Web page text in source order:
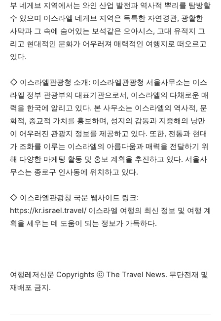
부 네게브 지역에서는 와인 산업 발전과 역사적 뿌리를 탐방할
수 있으며 이스라엘 네게브 지역은 독특한 자연경관, 광활한
사막과 그 속에 숨어있는 보석같은 오아시스, 고대 유적지 그
리고 현대적인 문화가 어우러져 매력적인 여행지로 떠오르고
있다.
◇ 이스라엘관광청 소개: 이스라엘관광청 서울사무소는 이스
라엘 정부 관광부의 대표기관으로서, 이스라엘의 다채로운 매
력을 한국에 알리고 있다. 본 사무소는 이스라엘의 역사적, 문
화적, 종교적 가치를 홍보하며, 성지의 감동과 지중해의 낭만
이 어우러진 관광지 정보를 제공하고 있다. 또한, 전통과 현대
가 조화를 이루는 이스라엘의 아름다움과 매력을 전달하기 위
해 다양한 마케팅 활동 및 홍보 계획을 추진하고 있다. 서울사
무소는 종로구 인사동에 위치하고 있다.
◇ 이스라엘관광청 국문 웹사이트 링크:
https://kr.israel.travel/ 이스라엘 여행의 최신 정보 및 여행 계
획을 세우는 데 도움이 되는 정보가 가득하다.
여행레저신문 Copyrights ⓒ The Travel News. 무단전재 및
재배포 금지.